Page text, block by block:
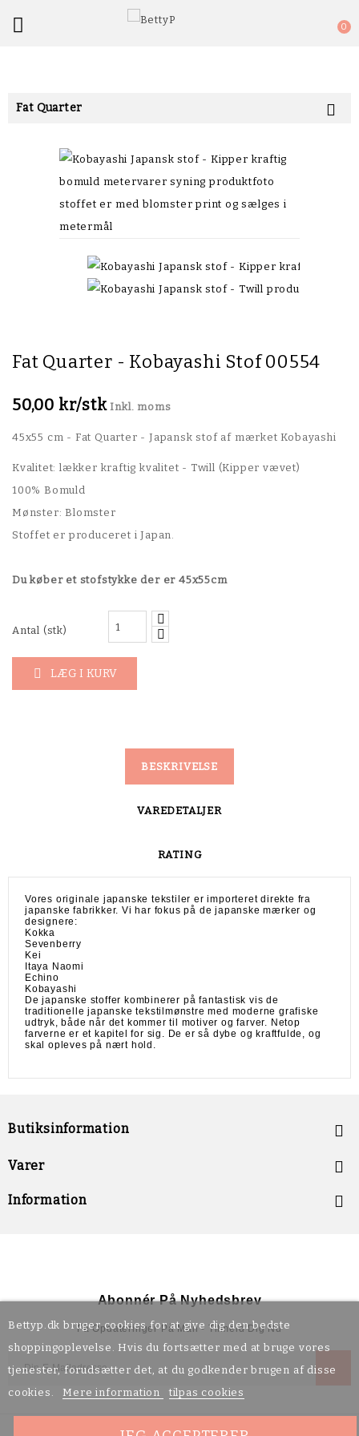
 0
Bettyp.dk bruger cookies for at give dig den bedste
shoppingoplevelse. Hvis du fortsætter med at bruge vores
tjenester, forudsætter det, at du godkender brugen af disse
cookies.
Mere information tilpas cookies
Fat Quarter 
Fat Quarter - Kobayashi Stof 00554
50,00 kr/stk Inkl. moms
45x55 cm - Fat Quarter - Japansk stof af mærket Kobayashi
Kvalitet: lækker kraftig kvalitet - Twill (Kipper vævet)
100% Bomuld
Mønster: Blomster
Stoffet er produceret i Japan.
Du køber et stofstykke der er 45x55cm
Antal (stk)
 LÆG I KURV
BESKRIVELSE
VAREDETALJER
RATING
Vores originale japanske tekstiler er importeret direkte fra
japanske fabrikker. Vi har fokus på de japanske mærker og
designere:
Kokka
Sevenberry
Kei
Itaya Naomi
Echino
Kobayashi
De japanske stoffer kombinerer på fantastisk vis de
traditionelle japanske tekstilmønstre med moderne grafiske
udtryk, både når det kommer til motiver og farver. Netop
farverne er et kapitel for sig. De er så dybe og kraftfulde, og
skal opleves på nært hold.
Butiksinformation 
Varer 
Information 
Abonnér På Nyhedsbrev
Få Opdateringer På Mail - Tilmeld Dig Nu